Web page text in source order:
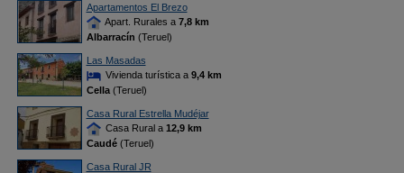
Apartamentos El Brezo
Apart. Rurales a 7,8 km
Albarracín (Teruel)
Las Masadas
Vivienda turística a 9,4 km
Cella(Teruel)
Casa Rural Estrella Mudéjar
Casa Rural a 12,9 km
Caudé(Teruel)
Casa Rural JR